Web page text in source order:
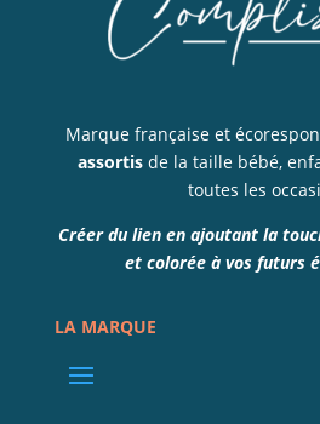
Marque française et
assortis de la taille bébé,
toutes les
Créer du lien en ajoutant la
et colorée à vos futurs
LA MARQUE